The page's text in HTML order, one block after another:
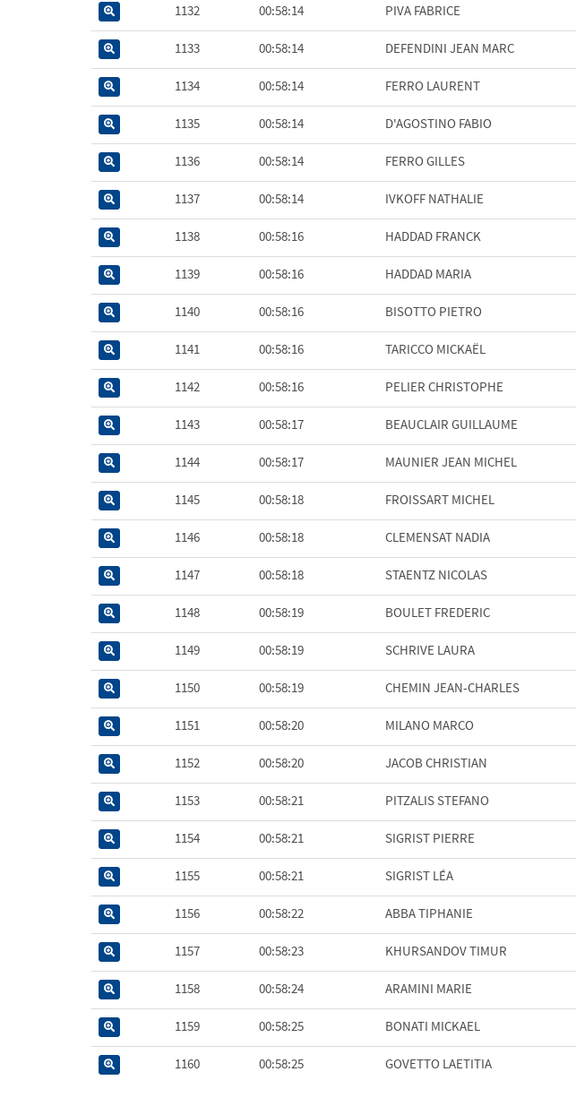
1132 00:58:14 PIVA FABRICE
1133 00:58:14 DEFENDINI JEAN MARC
1134 00:58:14 FERRO LAURENT
1135 00:58:14 D'AGOSTINO FABIO
1136 00:58:14 FERRO GILLES
1137 00:58:14 IVKOFF NATHALIE
1138 00:58:16 HADDAD FRANCK
1139 00:58:16 HADDAD MARIA
1140 00:58:16 BISOTTO PIETRO
1141 00:58:16 TARICCO MICKAËL
1142 00:58:16 PELIER CHRISTOPHE
1143 00:58:17 BEAUCLAIR GUILLAUME
1144 00:58:17 MAUNIER JEAN MICHEL
1145 00:58:18 FROISSART MICHEL
1146 00:58:18 CLEMENSAT NADIA
1147 00:58:18 STAENTZ NICOLAS
1148 00:58:19 BOULET FREDERIC
1149 00:58:19 SCHRIVE LAURA
1150 00:58:19 CHEMIN JEAN-CHARLES
1151 00:58:20 MILANO MARCO
1152 00:58:20 JACOB CHRISTIAN
1153 00:58:21 PITZALIS STEFANO
1154 00:58:21 SIGRIST PIERRE
1155 00:58:21 SIGRIST LÉA
1156 00:58:22 ABBA TIPHANIE
1157 00:58:23 KHURSANDOV TIMUR
1158 00:58:24 ARAMINI MARIE
1159 00:58:25 BONATI MICKAEL
1160 00:58:25 GOVETTO LAETITIA